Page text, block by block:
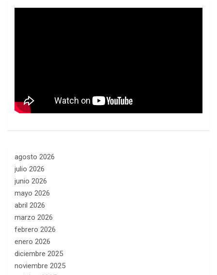
agosto 2026
julio 2026
junio 2026
mayo 2026
abril 2026
marzo 2026
febrero 2026
enero 2026
diciembre 2025
noviembre 2025